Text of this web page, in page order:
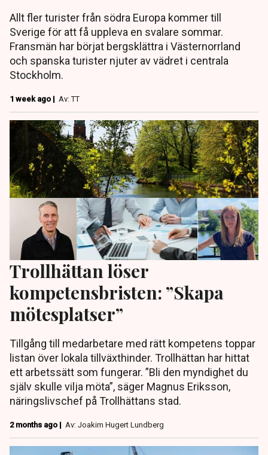
Allt fler turister från södra Europa kommer till
Sverige för att få uppleva en svalare sommar.
Fransmän har börjat bergsklättra i Västernorrland
och spanska turister njuter av vädret i centrala
Stockholm.
1 week ago | Av: TT
Trollhättan löser
kompetensbristen: ”Skapa
mötesplatser”
Tillgång till medarbetare med rätt kompetens toppar
listan över lokala tillväxthinder. Trollhättan har hittat
ett arbetssätt som fungerar. ”Bli den myndighet du
själv skulle vilja möta”, säger Magnus Eriksson,
näringslivschef på Trollhättans stad.
2 months ago | Av: Joakim Hugert Lundberg